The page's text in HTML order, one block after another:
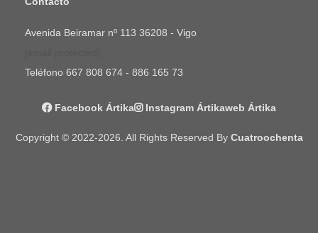
Avenida Beiramar nº 113 36208 - Vigo
Teléfono
667 808 674 - 886 165 73
Facebook Ártika Instagram Ártika Web Ártika
Copyright © 2022-2026. All Rights Reserved By Cuatroochenta